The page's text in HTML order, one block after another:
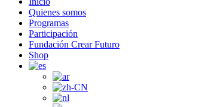
Quienes somos
Programas
Participación
Fundación Crear Futuro
Shop